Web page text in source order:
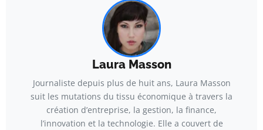
Laura Masson
Journaliste depuis plus de huit ans, Laura Masson
suit les mutations du tissu économique à travers la
création d’entreprise, la gestion, la finance,
l’innovation et la technologie. Elle a couvert de